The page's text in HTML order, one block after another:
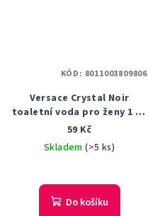
Versace Crystal Noir
toaletní voda pro ženy 1 ml
s rozprašovačem
59 Kč
Skladem(>5 ks)
Do košíku
KÓD: 8011003809806